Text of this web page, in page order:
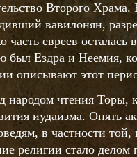
Второго
вавилонян,
часть евреев осталась
был Ездра и Неемия,
описывают этот
народом чтения
иудаизма. Опять
в частности той,
религии стало делом